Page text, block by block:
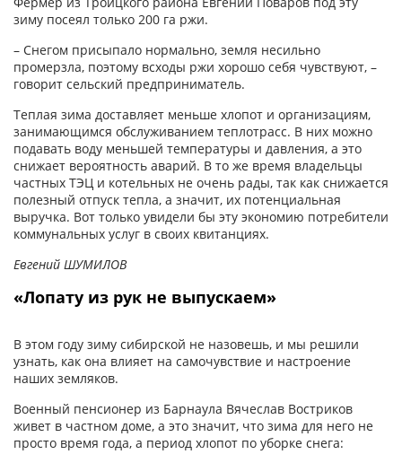
зиму посеял только 200 га ржи.
– Снегом присыпало нормально, земля несильно
промерзла, поэтому всходы ржи хорошо себя чувствуют, –
говорит сельский предприниматель.
Теплая зима доставляет меньше хлопот и организациям,
занимающимся обслуживанием теплотрасс. В них можно
подавать воду меньшей температуры и давления, а это
снижает вероятность аварий. В то же время владельцы
частных ТЭЦ и котельных не очень рады, так как снижается
полезный отпуск тепла, а значит, их потенциальная
выручка. Вот только увидели бы эту экономию потребители
коммунальных услуг в своих квитанциях.
Евгений ШУМИЛОВ
«Лопату из рук не выпускаем»
В этом году зиму сибирской не назовешь, и мы решили
узнать, как она влияет на самочувствие и настроение
наших земляков.
Военный пенсионер из Барнаула Вячеслав Востриков
живет в частном доме, а это значит, что зима для него не
просто время года, а период хлопот по уборке снега: